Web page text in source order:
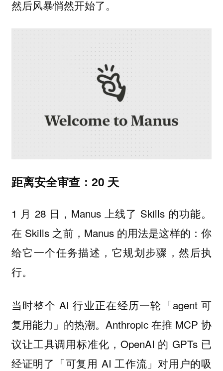
然后风暴悄然开始了。
距离安全审查：20 天
1 月 28 日，Manus 上线了 Skills 的功能。
在 Skills 之前，Manus 的用法是这样的：你
给它一个任务描述，它规划步骤，然后执
行。
当时整个 AI 行业正在经历一轮「agent 可
复用能力」的热潮。Anthropic 在推 MCP 协
议让工具调用标准化，OpenAI 的 GPTs 已
经证明了「可复用 AI 工作流」对用户的吸